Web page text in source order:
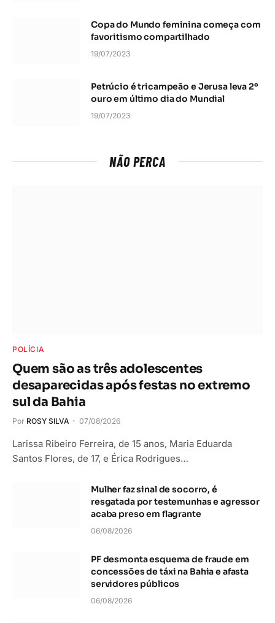
Copa do Mundo feminina começa com
favoritismo compartilhado
19/07/2023
Petrúcio é tricampeão e Jerusa leva 2º
ouro em último dia do Mundial
19/07/2023
NÃO PERCA
POLÍCIA
Quem são as três adolescentes
desaparecidas após festas no extremo
sul da Bahia
Por ROSY SILVA 07/08/2026
Larissa Ribeiro Ferreira, de 15 anos, Maria Eduarda
Santos Flores, de 17, e Érica Rodrigues…
Mulher faz sinal de socorro, é
resgatada por testemunhas e agressor
acaba preso em flagrante
06/08/2026
PF desmonta esquema de fraude em
concessões de táxi na Bahia e afasta
servidores públicos
06/08/2026